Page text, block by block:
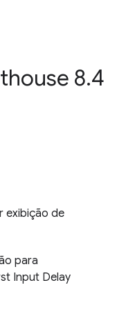
8.4
exibição de
para
Input Delay